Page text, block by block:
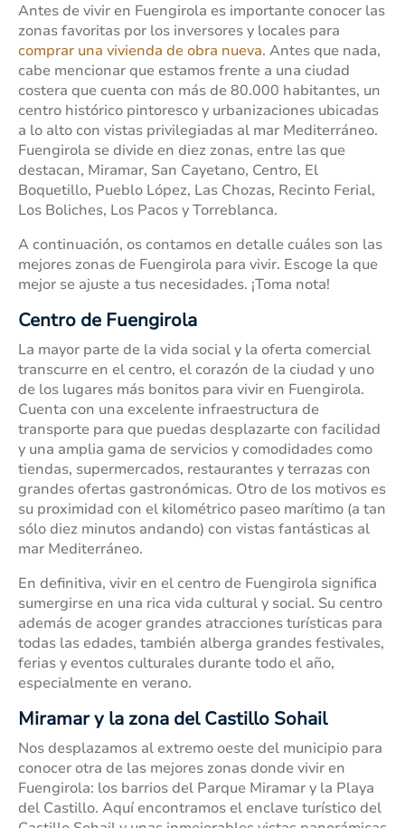
Antes de vivir en Fuengirola es importante conocer las
zonas favoritas por los inversores y locales para
comprar una vivienda de obra nueva. Antes que nada,
cabe mencionar que estamos frente a una ciudad
costera que cuenta con más de 80.000 habitantes, un
centro histórico pintoresco y urbanizaciones ubicadas
a lo alto con vistas privilegiadas al mar Mediterráneo.
Fuengirola se divide en diez zonas, entre las que
destacan, Miramar, San Cayetano, Centro, El
Boquetillo, Pueblo López, Las Chozas, Recinto Ferial,
Los Boliches, Los Pacos y Torreblanca.
A continuación, os contamos en detalle cuáles son las
mejores zonas de Fuengirola para vivir. Escoge la que
mejor se ajuste a tus necesidades. ¡Toma nota!
Centro de Fuengirola
La mayor parte de la vida social y la oferta comercial
transcurre en el centro, el corazón de la ciudad y uno
de los lugares más bonitos para vivir en Fuengirola.
Cuenta con una excelente infraestructura de
transporte para que puedas desplazarte con facilidad
y una amplia gama de servicios y comodidades como
tiendas, supermercados, restaurantes y terrazas con
grandes ofertas gastronómicas. Otro de los motivos es
su proximidad con el kilométrico paseo marítimo (a tan
sólo diez minutos andando) con vistas fantásticas al
mar Mediterráneo.
En definitiva, vivir en el centro de Fuengirola significa
sumergirse en una rica vida cultural y social. Su centro
además de acoger grandes atracciones turísticas para
todas las edades, también alberga grandes festivales,
ferias y eventos culturales durante todo el año,
especialmente en verano.
Miramar y la zona del Castillo Sohail
Nos desplazamos al extremo oeste del municipio para
conocer otra de las mejores zonas donde vivir en
Fuengirola: los barrios del Parque Miramar y la Playa
del Castillo. Aquí encontramos el enclave turístico del